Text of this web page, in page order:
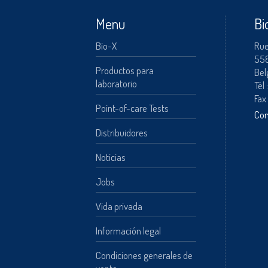
Menu
Bio-X
Productos para
laboratorio
Point-of-care Tests
Distribuidores
Noticias
Jobs
Vida privada
Información legal
Condiciones generales de
Tèl :